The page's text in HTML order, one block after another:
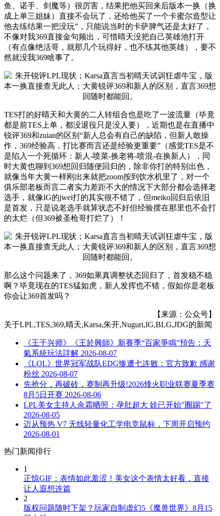
鱼、诺手、剑魔等）很厉害，结果把他买回来后版本一换（换
成上单三姐妹）直接不会玩了，还给他买了一个卡蜜尔造型让
他去练结果一把没玩”，只能说当时的卡萨脾气还是太好了，
不像对我369直接金句频出，可惜晴天没把自己英雄池打开
（有点像绝活哥，就那几个玩得好，也不练其他英雄），要不
然就没我369啥事了。
TES打的好晴天和大黄的二人转组合也是吃了一波流量（毕竟
都是前TES上单，都没退役只是没人要），近期也是在直播中
锐评369和zuian的区别“新人总会有自己的缺陷，但新人敢操
作，369经验高，打比赛而言还是经验更重要”（感觉TES是不
是陷入一个死循环：新人-喷菜-换老将-喷混-在换新人），同
时大黄也聊到369想回归随便回归的，除非你打的特别出色，
就像当年大黄一样刚出来就把zoom按到饮水机里了，对一个
俱乐部老板而言二者实力差距不大的情况下大部分都会选择老
选手，就像IG的jwei打的其实很不错了，但meiko回归后依旧
是首发，只是说老选手就算状态不好但经验摆在那里也不会打
的太烂（但369被圣枪哥打烂了）！
那么这个问题来了，369如果真调整状态回归了，首发稳不稳
啊？毕竟现在的TES猛如虎，新人发挥也不错，假如你是老板
你会让369首发吗？
【来源：公众号】
关于LPL,TES,369,晴天,Karsa,朱开,Nuguri,IG,BLG,JDG的新闻
《王于兴师》《王於興師》新賽季“百家爭鳴”預告：天
氣系統玩法詳解 2026-08-07
《LOL》世界冠军战队EDG惨遭七连败：官方致歉 感谢
粉丝 2026-08-07
先抢分，再破砖，赛制再升级!2026烽火职业联赛夏季赛
8月5日开赛 2026-08-06
LPL美女主持人余霜晒照：孕肚超大 娃已开始"圈踢"了
2026-08-05
迈从预热 V7 无线轻量化工学电竞鼠标，下周开启预约
2026-08-01
热门新闻排行
1
正惊GIF：表情如此羞涩！美女这个表情太好看，直接
让人遐想连篇
2
版权问题随时下架？玩家自制虚幻5《魔兽世界》8月15